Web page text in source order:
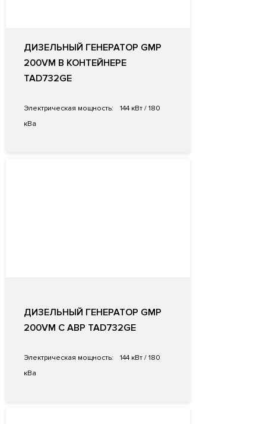
ДИЗЕЛЬНЫЙ ГЕНЕРАТОР GMP
200VM В КОНТЕЙНЕРЕ
TAD732GE
Электрическая мощность:
144 кВт / 180
кВа
ДИЗЕЛЬНЫЙ ГЕНЕРАТОР GMP
200VM С АВР TAD732GE
Электрическая мощность:
144 кВт / 180
кВа